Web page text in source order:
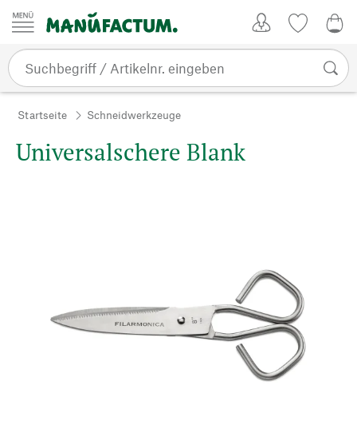
Zum Inhalt springen
Startseite Schneidwerkzeuge
Universalschere Blank